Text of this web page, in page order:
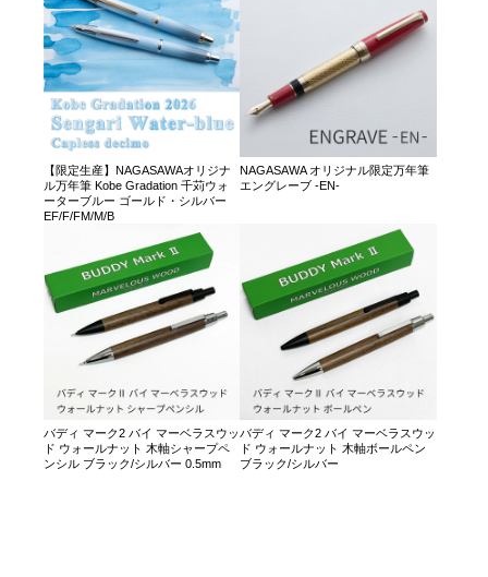
【限定生産】NAGASAWAオリジナ
ル万年筆 Kobe Gradation 千苅ウォ
ーターブルー ゴールド・シルバー
EF/F/FM/M/B
NAGASAWA オリジナル限定万年筆
エングレーブ -EN-
バディ マーク2 バイ マーベラスウッ
ド ウォールナット 木軸シャープペ
ンシル ブラック/シルバー 0.5mm
バディ マーク2 バイ マーベラスウッ
ド ウォールナット 木軸ボールペン
ブラック/シルバー